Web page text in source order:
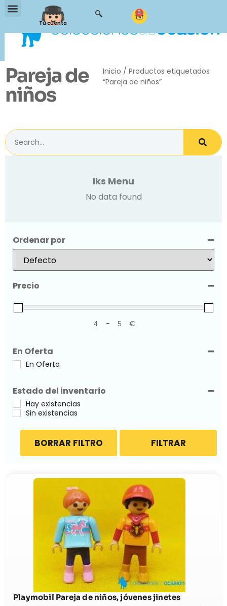
Tu cuenta
0
Pareja de
niños
Inicio / Productos etiquetados
“Pareja de niños”
Iks Menu
No data found
Ordenar por
Sort Products
Precio
Minimum Price
- Maximum Price
€
En Oferta
En Oferta
Estado del inventario
Hay existencias
Sin existencias
FILTRAR
BORRAR FILTRO
Playmobil Pareja de niños, jóvenes jinetes